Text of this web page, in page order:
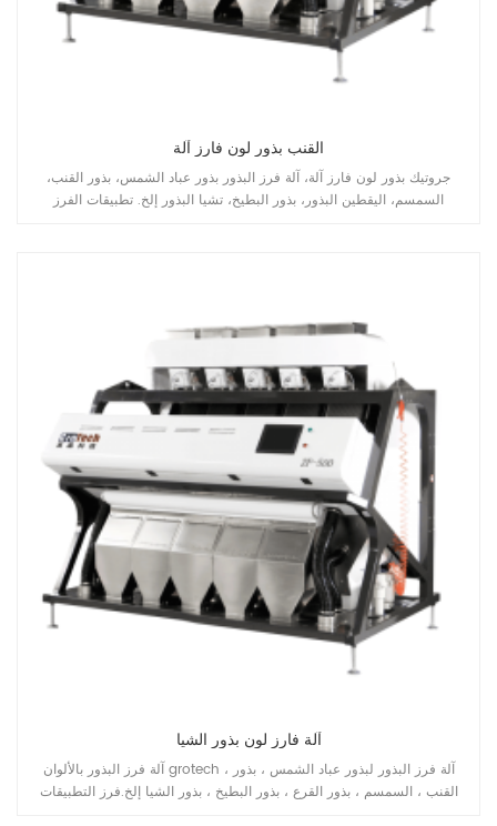
القنب بذور لون فارز آلة
جروتيك بذور لون فارز آلة، آلة فرز البذور بذور عباد الشمس، بذور القنب،
السمسم، اليقطين البذور، بذور البطيخ، تشيا البذور إلخ. تطبيقات الفرز
آلة فارز لون بذور الشيا
آلة فرز البذور بالألوان grotech ، آلة فرز البذور لبذور عباد الشمس ، بذور
القنب ، السمسم ، بذور القرع ، بذور البطيخ ، بذور الشيا إلخ.فرز التطبيقات